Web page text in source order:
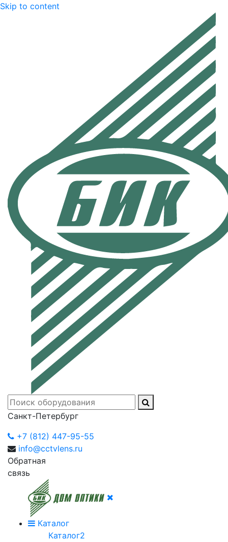
Skip to content
Санкт-Петербург
+7 (812) 447-95-55
info@cctvlens.ru
Обратная
связь
Каталог
Каталог2